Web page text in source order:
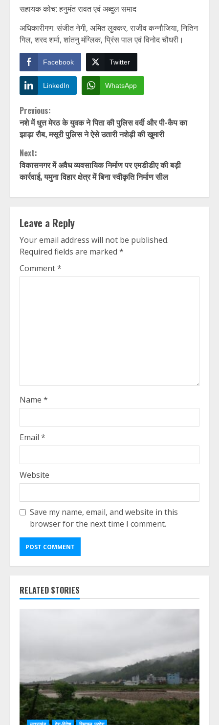
सहायक कोच: हनुमंत रावत एवं अब्दुल समाद
अधिकारीगण: संजीत नेगी, अमित लुक्कर, राजीव कन्नौजिया, नितिन
गिल, शरद शर्मा, शांतनु मंग्लिक, प्रिंस पाल एवं विनोद चौधरी।
Facebook Twitter
LinkedIn WhatsApp
Continue
Reading
Previous:
नशे में धुत्त मेरठ के युवक ने पिता की पुलिस वर्दी और पी-कैप का
झाड़ा रौब, मसूरी पुलिस ने ऐसे उतारी नशेड़ी की खुमारी
Next:
विकासनगर में अवैध व्यवसायिक निर्माण पर एमडीडीए की बड़ी
कार्रवाई, यमुना विहार क्षेत्र में बिना स्वीकृति निर्माण सील
Leave a Reply
Your email address will not be published.
Required fields are marked *
Comment*
Name *
Email *
Website
Save my name, email, and website in this
browser for the next time I comment.
RELATED STORIES